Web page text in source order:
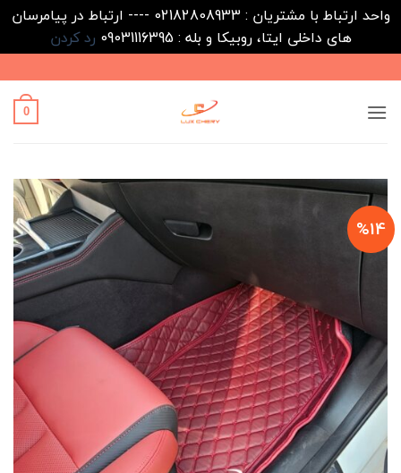
واحد ارتباط با مشتریان : 02182808933 ---- ارتباط در پیامرسان
های داخلی ایتا، روبیکا و بله : 09031116395
رد کردن
to
content
0
%14